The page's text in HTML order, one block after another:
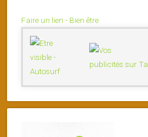
Faire un lien - Bien être